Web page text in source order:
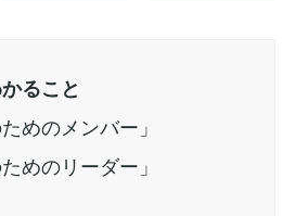
ること
めのメンバー」
めのリーダー」